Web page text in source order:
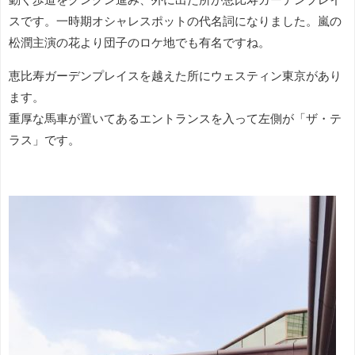
スです。一時期オシャレスポットの代名詞になりました。嵐の
松潤主演の花より団子のロケ地でも有名ですね。
恵比寿ガーデンプレイスを越えた所にウェスティン東京があり
ます。
重厚な馬車が置いてあるエントランスを入って左側が「ザ・テ
ラス」です。